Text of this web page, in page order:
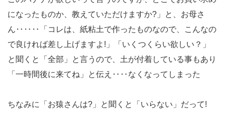
になったものか、教えていただけますか?」と、お母さ
ん‥‥‥「コレは、紙粘土で作ったものなので、こんなの
で良ければ差し上げますよ!」「いくつくらい欲しい？」
と聞くと「全部」と言うので、土が付着している事もあり
「一時間後に来てね」と伝え‥‥なくなってしまった
ちなみに「お猿さんは?」と聞くと「いらない」だって!